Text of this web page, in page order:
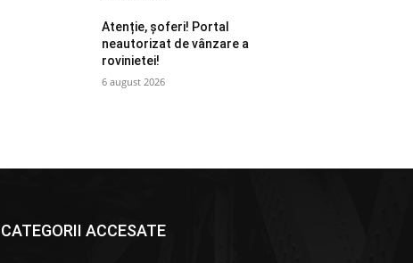
Atenție, șoferi! Portal
neautorizat de vânzare a
rovinietei!
6 august 2026
CATEGORII ACCESATE